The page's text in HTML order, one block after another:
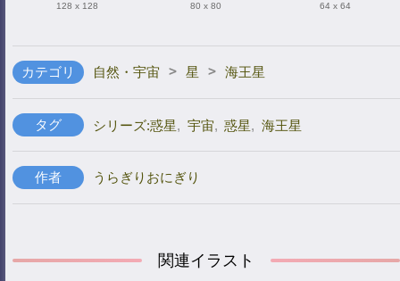
128 x 128 80 x 80 64 x 64
カテゴリ 自然・宇宙 > 星 > 海王星
タグ シリーズ:惑星, 宇宙, 惑星, 海王星
作者 うらぎりおにぎり
関連イラスト